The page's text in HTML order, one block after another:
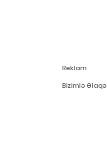
Reklam
Bizimlə Əlaqə